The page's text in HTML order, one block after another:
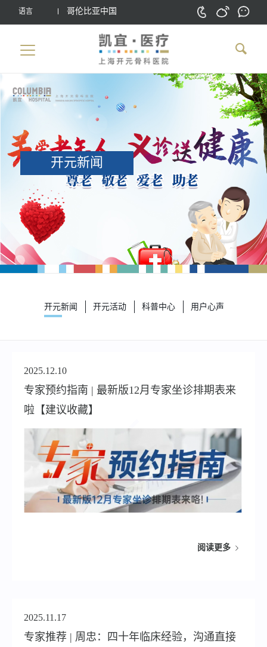
语言 哥伦比亚中国
开元新闻
开元新闻 开元活动 科普中心 用户心声
2025.12.10
专家预约指南 | 最新版12月专家坐诊排期表来
啦【建议收藏】
阅读更多
2025.11.17
专家推荐 | 周忠：四十年临床经验，沟通直接